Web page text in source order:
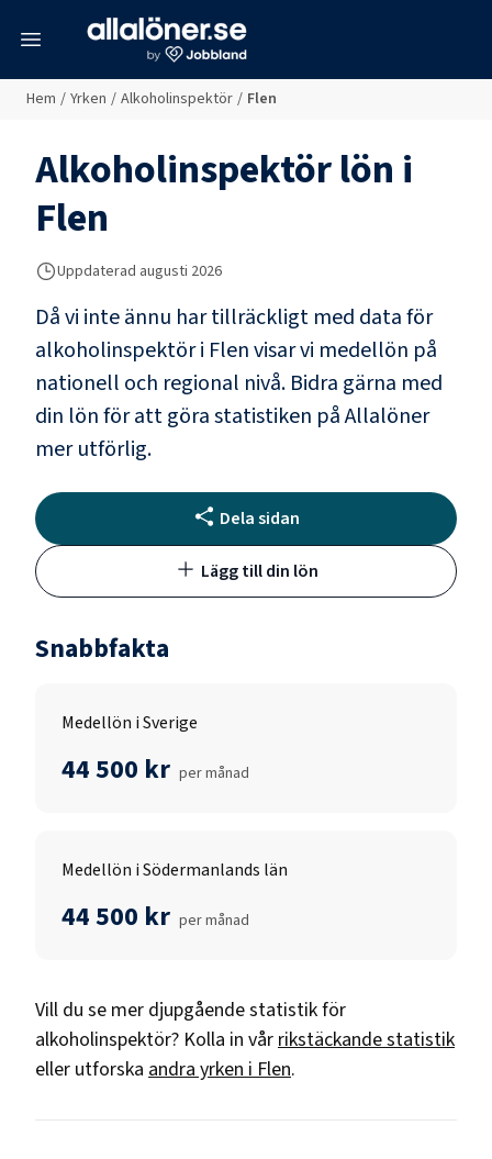
Hem / Yrken / Alkoholinspektör / Flen
Alkoholinspektörlön i
Flen
Uppdaterad augusti 2026
Då vi inte ännu har tillräckligt med data för
alkoholinspektöri Flenvisar vi medellön på
nationell och regional nivå. Bidra gärna med
din lön för att göra statistiken på Allalöner
mer utförlig.
Dela sidan
Lägg till din lön
Snabbfakta
Medellön i Sverige
44 500 kr per månad
Medellön i Södermanlands län
44 500 kr per månad
Vill du se mer djupgående statistik för
alkoholinspektör? Kolla in vår rikstäckande statistik
eller utforska andra yrken i Flen.